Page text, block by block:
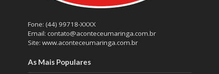
Fone: (44) 99718-XXXX
Email: contato@aconteceumaringa.com.br
Site: www.aconteceumaringa.com.br
As Mais Populares